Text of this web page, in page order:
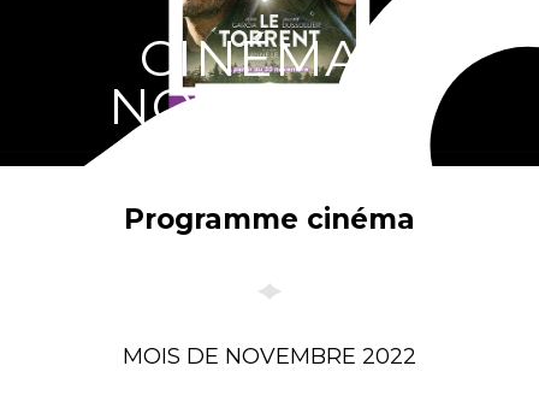
CINÉMA -
NOVEMBRE
Programme cinéma
MOIS DE NOVEMBRE 2022